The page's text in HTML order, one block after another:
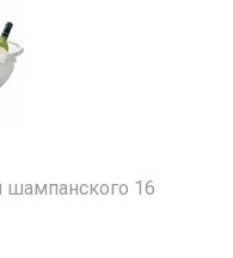
шампанского 16